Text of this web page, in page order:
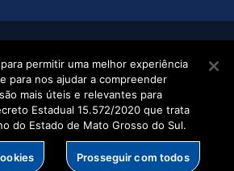
permitir uma melhor experiência
para nos ajudar a compreender
mais úteis e relevantes para
Estadual 15.572/2020 que trata
do Estado de Mato Grosso do Sul.
Prosseguir com todos